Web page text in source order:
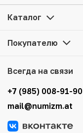
привлекательной
магазине — Вам достаточно оформить заказ на сайте.
Для вашего
оплаты и доставки
тщательно
повреждения во
Каталог
Покупателю
Всегда на связи
+7 (985) 008-91-90
mail@numizm.at